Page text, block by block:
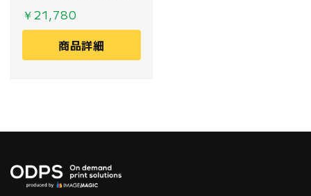
処理剤。白インクを印
刷する際に、前工程と
して塗布する薬剤で
￥21,780
商品詳細